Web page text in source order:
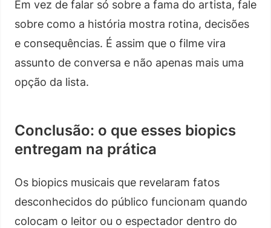
Em vez de falar só sobre a fama do artista, fale
sobre como a história mostra rotina, decisões
e consequências. É assim que o filme vira
assunto de conversa e não apenas mais uma
opção da lista.
Conclusão: o que esses biopics
entregam na prática
Os biopics musicais que revelaram fatos
desconhecidos do público funcionam quando
colocam o leitor ou o espectador dentro do